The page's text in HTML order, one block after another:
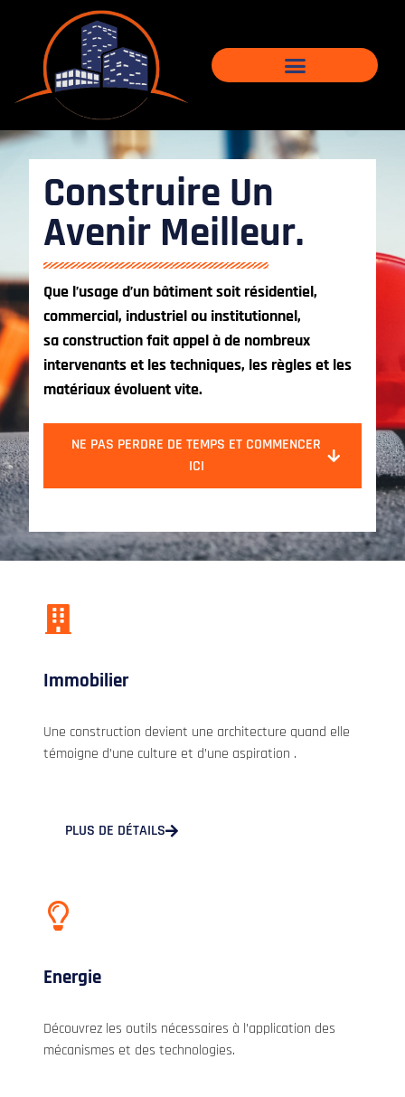
Construire Un
Avenir Meilleur.
Que l’usage d’un bâtiment soit résidentiel,
commercial, industriel ou institutionnel,
sa construction fait appel à de nombreux
intervenants et les techniques, les règles et les
matériaux évoluent vite.
NE PAS PERDRE DE TEMPS ET COMMENCER
ICI
Immobilier
Une construction devient une architecture quand elle
témoigne d’une culture et d’une aspiration .
PLUS DE DÉTAILS
Energie
Découvrez les outils nécessaires à l’application des
mécanismes et des technologies.